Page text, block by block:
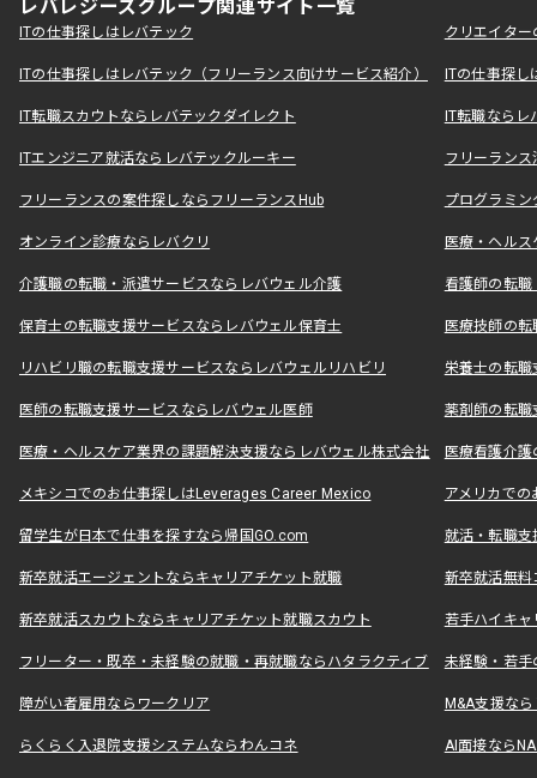
レバレジーズグループ関連サイト一覧
ITの仕事探しはレバテック クリエイタ
ITの仕事探しはレバテック（フリーランス向けサービス紹介） ITの仕事探
IT転職スカウトならレバテックダイレクト IT転職なら
ITエンジニア就活ならレバテックルーキー フリーラン
フリーランスの案件探しならフリーランスHub プログラミ
オンライン診療ならレバクリ 医療・ヘル
介護職の転職・派遣サービスならレバウェル介護 看護師の転
保育士の転職支援サービスならレバウェル保育士 医療技師の
リハビリ職の転職支援サービスならレバウェルリハビリ 栄養士の転
医師の転職支援サービスならレバウェル医師 薬剤師の転
医療・ヘルスケア業界の課題解決支援ならレバウェル株式会社 医療看護介
メキシコでのお仕事探しはLeverages Career Mexico アメリカで
留学生が日本で仕事を探すなら帰国GO.com 就活・転職
新卒就活エージェントならキャリアチケット就職 新卒就活無料
新卒就活スカウトならキャリアチケット就職スカウト 若手ハイキ
フリーター・既卒・未経験の就職・再就職ならハタラクティブ 未経験・若手
障がい者雇用ならワークリア M&A支援な
らくらく入退院支援システムならわんコネ AI面接なら